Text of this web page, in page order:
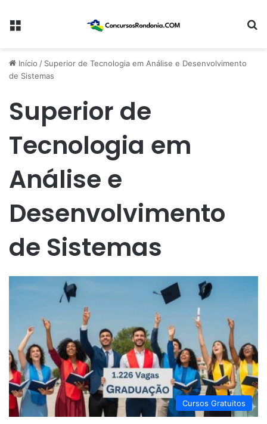
Menu
Início / Superior de Tecnologia em Análise e Desenvolvimento
de Sistemas
Superior de
Tecnologia em
Análise e
Desenvolvimento
de Sistemas
Cursos Gratuitos